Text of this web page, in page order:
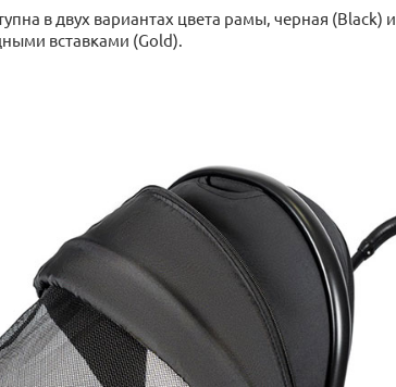
в двух вариантах цвета рамы, черная (Black) и
вставками (Gold).